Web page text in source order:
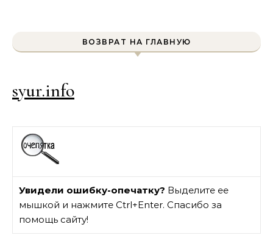
ВОЗВРАТ НА ГЛАВНУЮ
syur.info
Увидели ошибку-опечатку? Выделите ее
мышкой и нажмите Ctrl+Enter. Спасибо за
помощь сайту!